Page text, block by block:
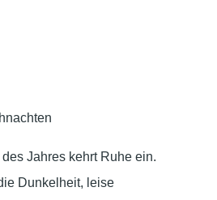
des Jahres kehrt Ruhe ein.
Dunkelheit, leise